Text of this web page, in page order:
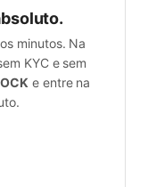
minutos. Na
KYC e sem
e entre na